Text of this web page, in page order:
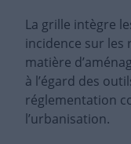
La grille intègre
incidence sur les
matière
à l’égard des
réglementation
l’urbanisation.